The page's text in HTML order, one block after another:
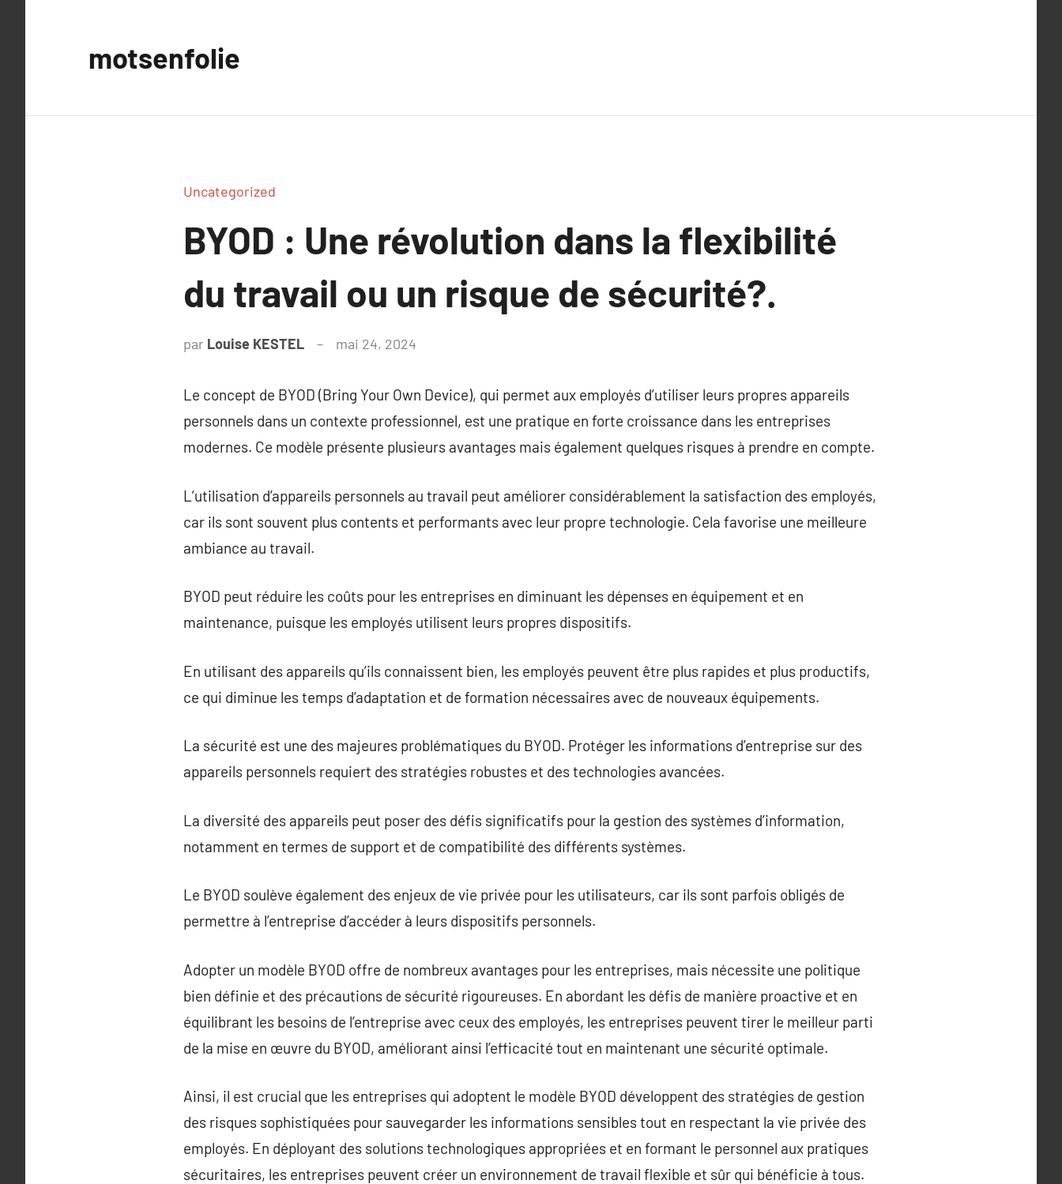
motsenfolie
Uncategorized
BYOD : Une révolution dans la flexibilité
du travail ou un risque de sécurité?.
par Louise KESTEL mai 24, 2024
Le concept de BYOD (Bring Your Own Device), qui permet aux employés d’utiliser leurs propres appareils
personnels dans un contexte professionnel, est une pratique en forte croissance dans les entreprises
modernes. Ce modèle présente plusieurs avantages mais également quelques risques à prendre en compte.
L’utilisation d’appareils personnels au travail peut améliorer considérablement la satisfaction des employés,
car ils sont souvent plus contents et performants avec leur propre technologie. Cela favorise une meilleure
ambiance au travail.
BYOD peut réduire les coûts pour les entreprises en diminuant les dépenses en équipement et en
maintenance, puisque les employés utilisent leurs propres dispositifs.
En utilisant des appareils qu’ils connaissent bien, les employés peuvent être plus rapides et plus productifs,
ce qui diminue les temps d’adaptation et de formation nécessaires avec de nouveaux équipements.
La sécurité est une des majeures problématiques du BYOD. Protéger les informations d’entreprise sur des
appareils personnels requiert des stratégies robustes et des technologies avancées.
La diversité des appareils peut poser des défis significatifs pour la gestion des systèmes d’information,
notamment en termes de support et de compatibilité des différents systèmes.
Le BYOD soulève également des enjeux de vie privée pour les utilisateurs, car ils sont parfois obligés de
permettre à l’entreprise d’accéder à leurs dispositifs personnels.
Adopter un modèle BYOD offre de nombreux avantages pour les entreprises, mais nécessite une politique
bien définie et des précautions de sécurité rigoureuses. En abordant les défis de manière proactive et en
équilibrant les besoins de l’entreprise avec ceux des employés, les entreprises peuvent tirer le meilleur parti
de la mise en œuvre du BYOD, améliorant ainsi l’efficacité tout en maintenant une sécurité optimale.
Ainsi, il est crucial que les entreprises qui adoptent le modèle BYOD développent des stratégies de gestion
des risques sophistiquées pour sauvegarder les informations sensibles tout en respectant la vie privée des
employés. En déployant des solutions technologiques appropriées et en formant le personnel aux pratiques
sécuritaires, les entreprises peuvent créer un environnement de travail flexible et sûr qui bénéficie à tous.